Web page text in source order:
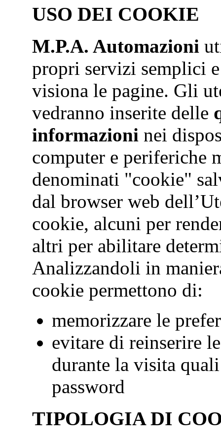
USO DEI COOKIE
M.P.A. Automazioni
propri servizi semplici
visiona le pagine. Gli
vedranno inserite delle
informazioni nei
computer e
denominati "cookie"
dal browser web
cookie, alcuni per
altri per abilitare
Analizzandoli in
cookie permettono di:
memorizzare le
evitare di reinserire
durante la visita
password
TIPOLOGIA DI